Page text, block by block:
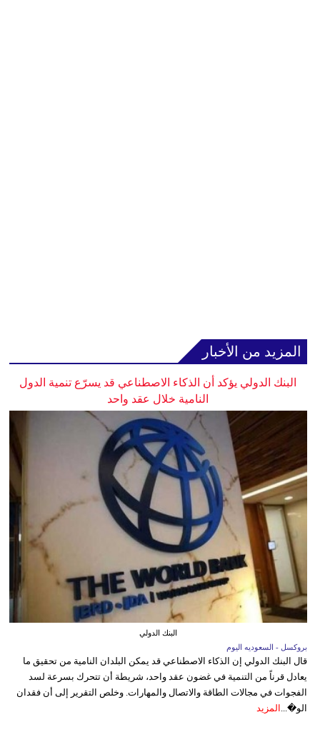
المزيد من الأخبار
البنك الدولي يؤكد أن الذكاء الاصطناعي قد يسرّع تنمية الدول
النامية خلال عقد واحد
البنك الدولي
بروكسل - السعوديه اليوم
قال البنك الدولي إن الذكاء الاصطناعي قد يمكن البلدان النامية من تحقيق ما
يعادل قرناً من التنمية في غضون عقد واحد، شريطة أن تتحرك بسرعة لسد
الفجوات في مجالات الطاقة والاتصال والمهارات. وخلص التقرير إلى أن فقدان
الو�... المزيد